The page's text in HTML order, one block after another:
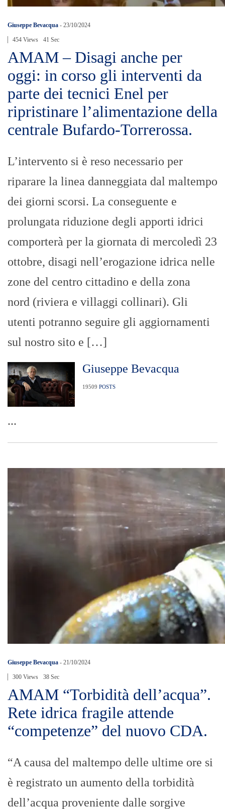
Giuseppe Bevacqua - 23/10/2024
454 Views 41 Sec
AMAM – Disagi anche per
oggi: in corso gli interventi da
parte dei tecnici Enel per
ripristinare l’alimentazione della
centrale Bufardo-Torrerossa.
L’intervento si è reso necessario per
riparare la linea danneggiata dal maltempo
dei giorni scorsi. La conseguente e
prolungata riduzione degli apporti idrici
comporterà per la giornata di mercoledì 23
ottobre, disagi nell’erogazione idrica nelle
zone del centro cittadino e della zona
nord (riviera e villaggi collinari). Gli
utenti potranno seguire gli aggiornamenti
sul nostro sito e […]
Giuseppe Bevacqua
19509 POSTS
...
Giuseppe Bevacqua - 21/10/2024
300 Views 38 Sec
AMAM “Torbidità dell’acqua”.
Rete idrica fragile attende
“competenze” del nuovo CDA.
“A causa del maltempo delle ultime ore si
è registrato un aumento della torbidità
dell’acqua proveniente dalle sorgive